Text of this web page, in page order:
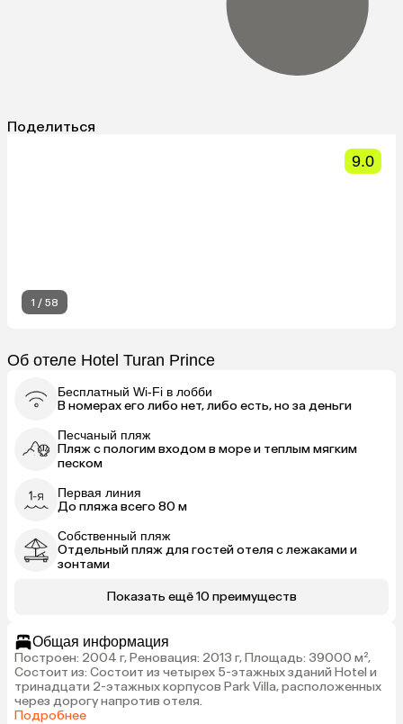
Поделиться
9.0
1 / 58
Об отеле Hotel Turan Prince
Бесплатный Wi-Fi в лобби
В номерах его либо нет, либо есть, но за деньги
Песчаный пляж
Пляж с пологим входом в море и теплым мягким
песком
Первая линия
До пляжа всего 80 м
Собственный пляж
Отдельный пляж для гостей отеля с лежаками и
зонтами
Показать ещё 10 преимуществ
Общая информация
Построен: 2004 г, Реновация: 2013 г, Площадь: 39000 м²,
Состоит из: Состоит из четырех 5-этажных зданий Hotel и
тринадцати 2-этажных корпусов Park Villa, расположенных
через дорогу напротив отеля.
Подробнее